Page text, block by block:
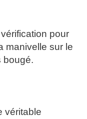
pour
manivelle sur le
bougé.
véritable